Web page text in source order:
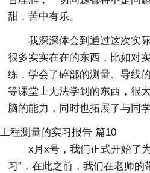
甜，苦中有乐。
我深深体会到通过这次实
很多实实在在的东西，比如对
练，学会了碎部的测量、导线
等课堂上无法学到的东西，很
脑的能力，同时也拓展了与同
工程测量的实习报告 篇10
x月x号，我们正式开始了
习”，在此之前，我们在老师